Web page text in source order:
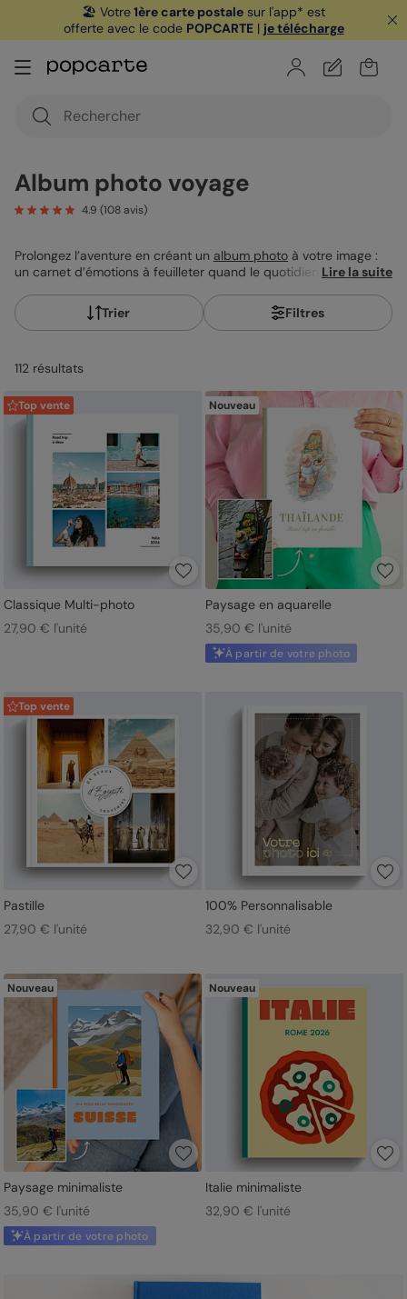
🏖️ Votre1ère carte postale sur l'app* est
offerte avec le code POPCARTE| je télécharge
Album photo voyage
4.9 (108avis)
Prolongez l’aventure en créant un album photo à votre image :
un carnet d’émotions à feuilleter quand le quotidien reprend le
rassemblez tout ce qui a fait battre votre cœur de voyageur.
Explorez nos livres photo de vacances, et commencez dès
Lire la suite
Trier Filtres
112 résultats
Top vente
Classique Multi-photo
27,90 € l'unité
Nouveau
Paysage en aquarelle
35,90 € l'unité
À partir de votre photo
Top vente
Pastille
27,90 € l'unité
100% Personnalisable
32,90 € l'unité
Nouveau
Paysage minimaliste
35,90 € l'unité
À partir de votre photo
Nouveau
Italie minimaliste
32,90 € l'unité